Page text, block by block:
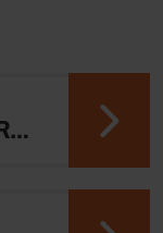
WORLD CUP: SEBA INDERST ACCEDE ALLA FINALE A